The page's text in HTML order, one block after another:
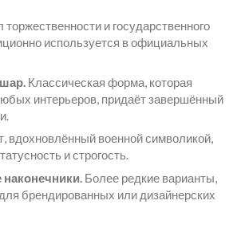
и государственного
используется в официальных
Классическая форма, которая
интерьеров, придаёт завершённый
вдохновлённый военной символикой,
и строгость.
Более редкие варианты,
брендированных или дизайнерских